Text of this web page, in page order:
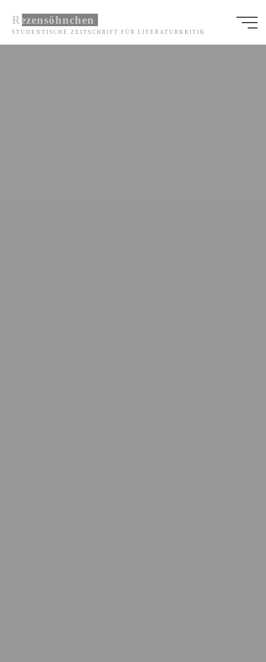
Inhalt
springen
Rezensöhnchen
STUDENTISCHE ZEITSCHRIFT FÜR LITERATURKRITIK